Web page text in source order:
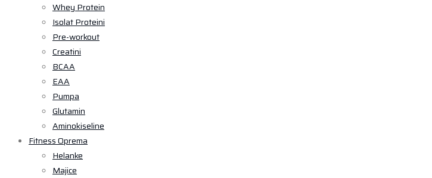
Whey Protein
Isolat Proteini
Pre-workout
Creatini
BCAA
EAA
Pumpa
Glutamin
Aminokiseline
Fitness Oprema
Helanke
Majice